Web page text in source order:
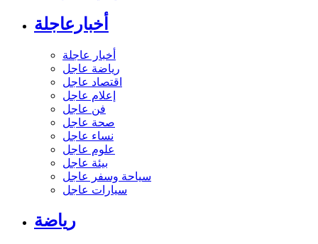
أخبارعاجلة
أخبار عاجلة
رياضة عاجل
اقتصاد عاجل
إعلام عاجل
فن عاجل
صحة عاجل
نساء عاجل
علوم عاجل
بيئة عاجل
سياحة وسفر عاجل
سيارات عاجل
رياضة